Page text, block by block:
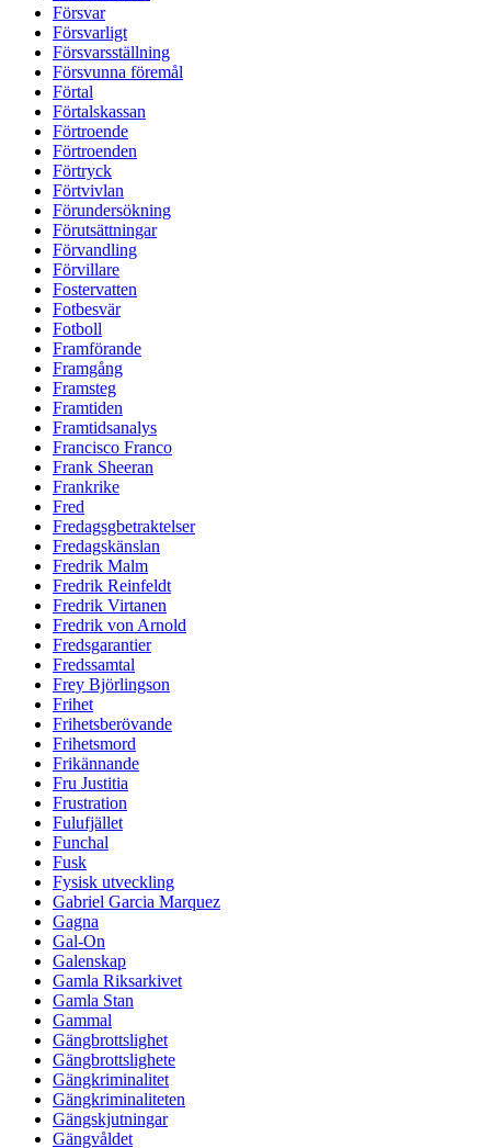
Försvar
Försvarligt
Försvarsställning
Försvunna föremål
Förtal
Förtalskassan
Förtroende
Förtroenden
Förtryck
Förtvivlan
Förundersökning
Förutsättningar
Förvandling
Förvillare
Fostervatten
Fotbesvär
Fotboll
Framförande
Framgång
Framsteg
Framtiden
Framtidsanalys
Francisco Franco
Frank Sheeran
Frankrike
Fred
Fredagsgbetraktelser
Fredagskänslan
Fredrik Malm
Fredrik Reinfeldt
Fredrik Virtanen
Fredrik von Arnold
Fredsgarantier
Fredssamtal
Frey Björlingson
Frihet
Frihetsberövande
Frihetsmord
Frikännande
Fru Justitia
Frustration
Fulufjället
Funchal
Fusk
Fysisk utveckling
Gabriel Garcia Marquez
Gagna
Gal-On
Galenskap
Gamla Riksarkivet
Gamla Stan
Gammal
Gängbrottslighet
Gängbrottslighete
Gängkriminalitet
Gängkriminaliteten
Gängskjutningar
Gängvåldet